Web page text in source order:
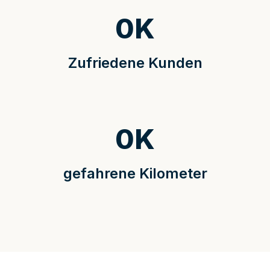
Zufriedene Kunden
0K
gefahrene Kilometer
0K